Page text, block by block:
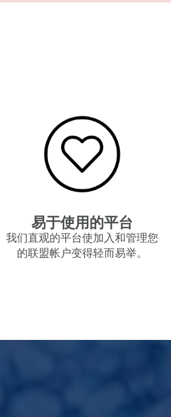
易于使用的平台
我们直观的平台使加入和管理您
的联盟帐户变得轻而易举。